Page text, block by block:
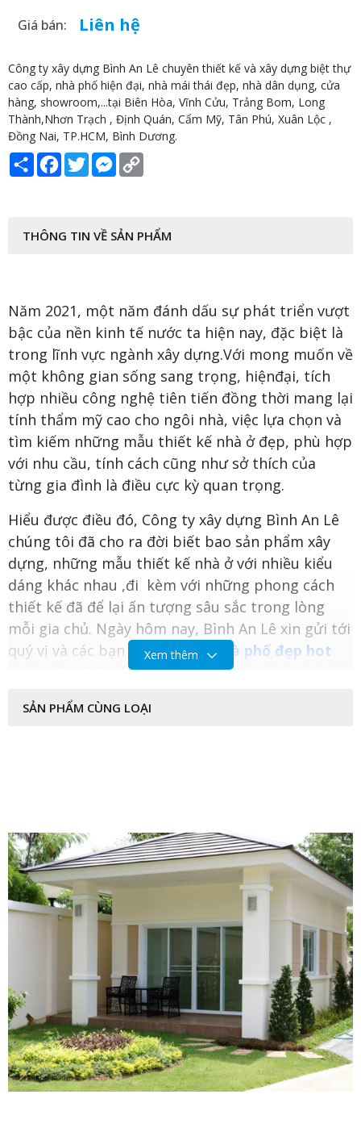
Giá bán: Liên hệ
Công ty xây dựng Bình An Lê chuyên thiết kế và xây dựng biệt thự
cao cấp, nhà phố hiện đại, nhà mái thái đẹp, nhà dân dụng, cửa
hàng, showroom,...tại Biên Hòa, Vĩnh Cửu, Trảng Bom, Long
Thành,Nhơn Trạch , Định Quán, Cẩm Mỹ, Tân Phú, Xuân Lộc ,
Đồng Nai, TP.HCM, Bình Dương.
Share Facebook
TwitterMessenger
THÔNG TIN VỀ SẢN PHẨM
Năm 2021, một năm đánh dấu sự phát triển vượt
bậc của nền kinh tế nước ta hiện nay, đặc biệt là
trong lĩnh vực ngành xây dựng.Với mong muốn về
một không gian sống sang trọng, hiệnđại, tích
hợp nhiều công nghệ tiên tiến đồng thời mang lại
tính thẩm mỹ cao cho ngôi nhà, việc lựa chọn và
tìm kiếm những mẫu thiết kế nhà ở đẹp, phù hợp
với nhu cầu, tính cách cũng như sở thích của
từng gia đình là điều cực kỳ quan trọng.
Hiểu được điều đó, Công ty xây dựng Bình An Lê
chúng tôi đã cho ra đời biết bao sản phẩm xây
dựng, những mẫu thiết kế nhà ở với nhiều kiểu
dáng khác nhau ,đi kèm với những phong cách
thiết kế đã để lại ấn tượng sâu sắc trong lòng
mỗi gia chủ. Ngày hôm nay, Bình An Lê xin gửi tới
quý vị và các bạn những mẫu nhà phố đẹp hot
nhất năm 2021 ở Biên Hòa với mức kinh phí chỉ
thuận tiện hơn trong việc tìm ra mẫu thiết kế
Mang trong mình phong cách thiết kế hiện đại,
mẫu nhà phố 3 tầng được các kiến trúc sư lên ý
tưởng thiết kế với những nét phá cách độc đáo,
Hình khối công trình sắc nét, các đường góc cạnh
vuông vắn, thiết kế những chi tiết khối bê tông
liền mạch, các hoa văn họa tiết trang trí sinh
động.
Để tích hợp cho mẫu thiết kế này, các kiến trúc
Xem thêm
SẢN PHẨM CÙNG LOẠI